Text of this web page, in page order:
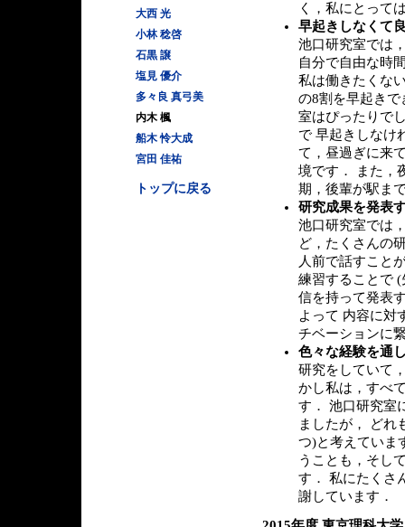
く，私にとって
早起きしなくて
池口研究室では
自分で自由な時
私は働きたくな
の8割を早起き
室はぴったりで
で 早起きしなけ
て，昼過ぎに来
境です． また，
期，後輩が駅ま
研究成果を発表
池口研究室では
ど，たくさんの
人前で話すこと
練習することで
信を持って発表
よって 内容に対
チベーションに
色々な経験を通
研究をしていて
かし私は，すべ
す． 池口研究室
ましたが， どれ
つ)と考えていま
うことも，そし
す． 私にたくさ
謝しています．
大西 光
小林 稔啓
石黒 譲
塩見 優介
多々良 真弓美
内木 楓
船木 怜大成
宮田 佳祐
トップに戻る